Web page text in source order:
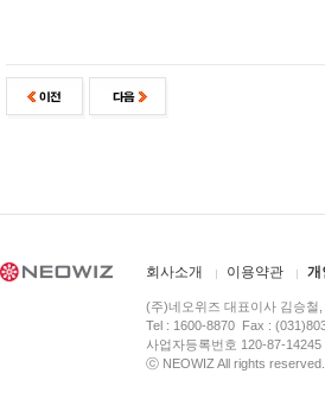
회사소개 이용약관 개
(주)네오위즈 대표이사 김승철
Tel : 1600-8870 Fax :
사업자등록번호 120-87-
ⓒ NEOWIZ All rights reserved.